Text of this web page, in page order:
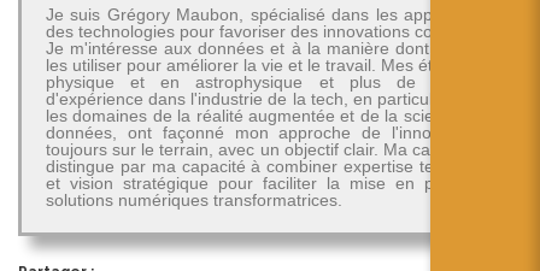
Je suis Grégory Maubon, spécialisé dans les applications
des technologies pour favoriser des innovations concrètes.
Je m'intéresse aux données et à la manière dont on peut
les utiliser pour améliorer la vie et le travail. Mes études en
physique et en astrophysique et plus de 30 ans
d'expérience dans l'industrie de la tech, en particulier dans
les domaines de la réalité augmentée et de la science des
données, ont façonné mon approche de l'innovation -
toujours sur le terrain, avec un objectif clair. Ma carrière se
distingue par ma capacité à combiner expertise technique
et vision stratégique pour faciliter la mise en place de
solutions numériques transformatrices.